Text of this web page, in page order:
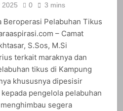
2025 0 3 mins
Beroperasi Pelabuhan Tikus
– Camat
S.Sos, M.Si
terkait maraknya dan
tikus di Kampung
khususnya dipesisir
pengelola pelabuhan
segera